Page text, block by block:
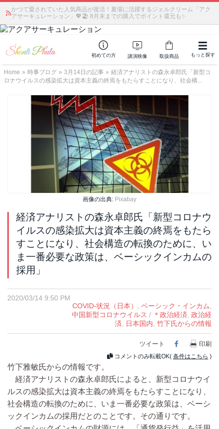
かつて愛されていた人気商品が復活！夏場に活躍するジェルクリーム「アク
アサーキュレーション」💖🏖️ 8月末までの購入でポイント還元も✨
初めての方 講演映像 取扱商品 もっと探す
Home » 時事ブログ » 3月14日の記事 » 経済アナリストの森永卓郎氏「新型コ
ロナウイルスの感染拡大は資本主義の終焉をもたらすことになり、社会構...
画像の出典: Pixabay
経済アナリストの森永卓郎氏「新型コロナウ
イルスの感染拡大は資本主義の終焉をもたら
すことになり、社会構造の転換のために、い
ま一番必要な政策は、ベーシックインカムの
採用」
2020/03/14 9:50 PM
COVID-状況（日本） , ベーシック・インカム,
中国新型コロナウイルス / ＊政治経済, 政治経
済, 日本国内, 竹下氏からの情報
ツイート Facebook
印刷
コメントのみ転載OK( 条件はこちら )
竹下雅敏氏からの情報です。
経済アナリストの森永卓郎氏によると、新型コロナウイ
ルスの感染拡大は資本主義の終焉をもたらすことになり、
社会構造の転換のために、いま一番必要な政策は、ベーシ
ックインカムの採用だとのことです。その通りです。